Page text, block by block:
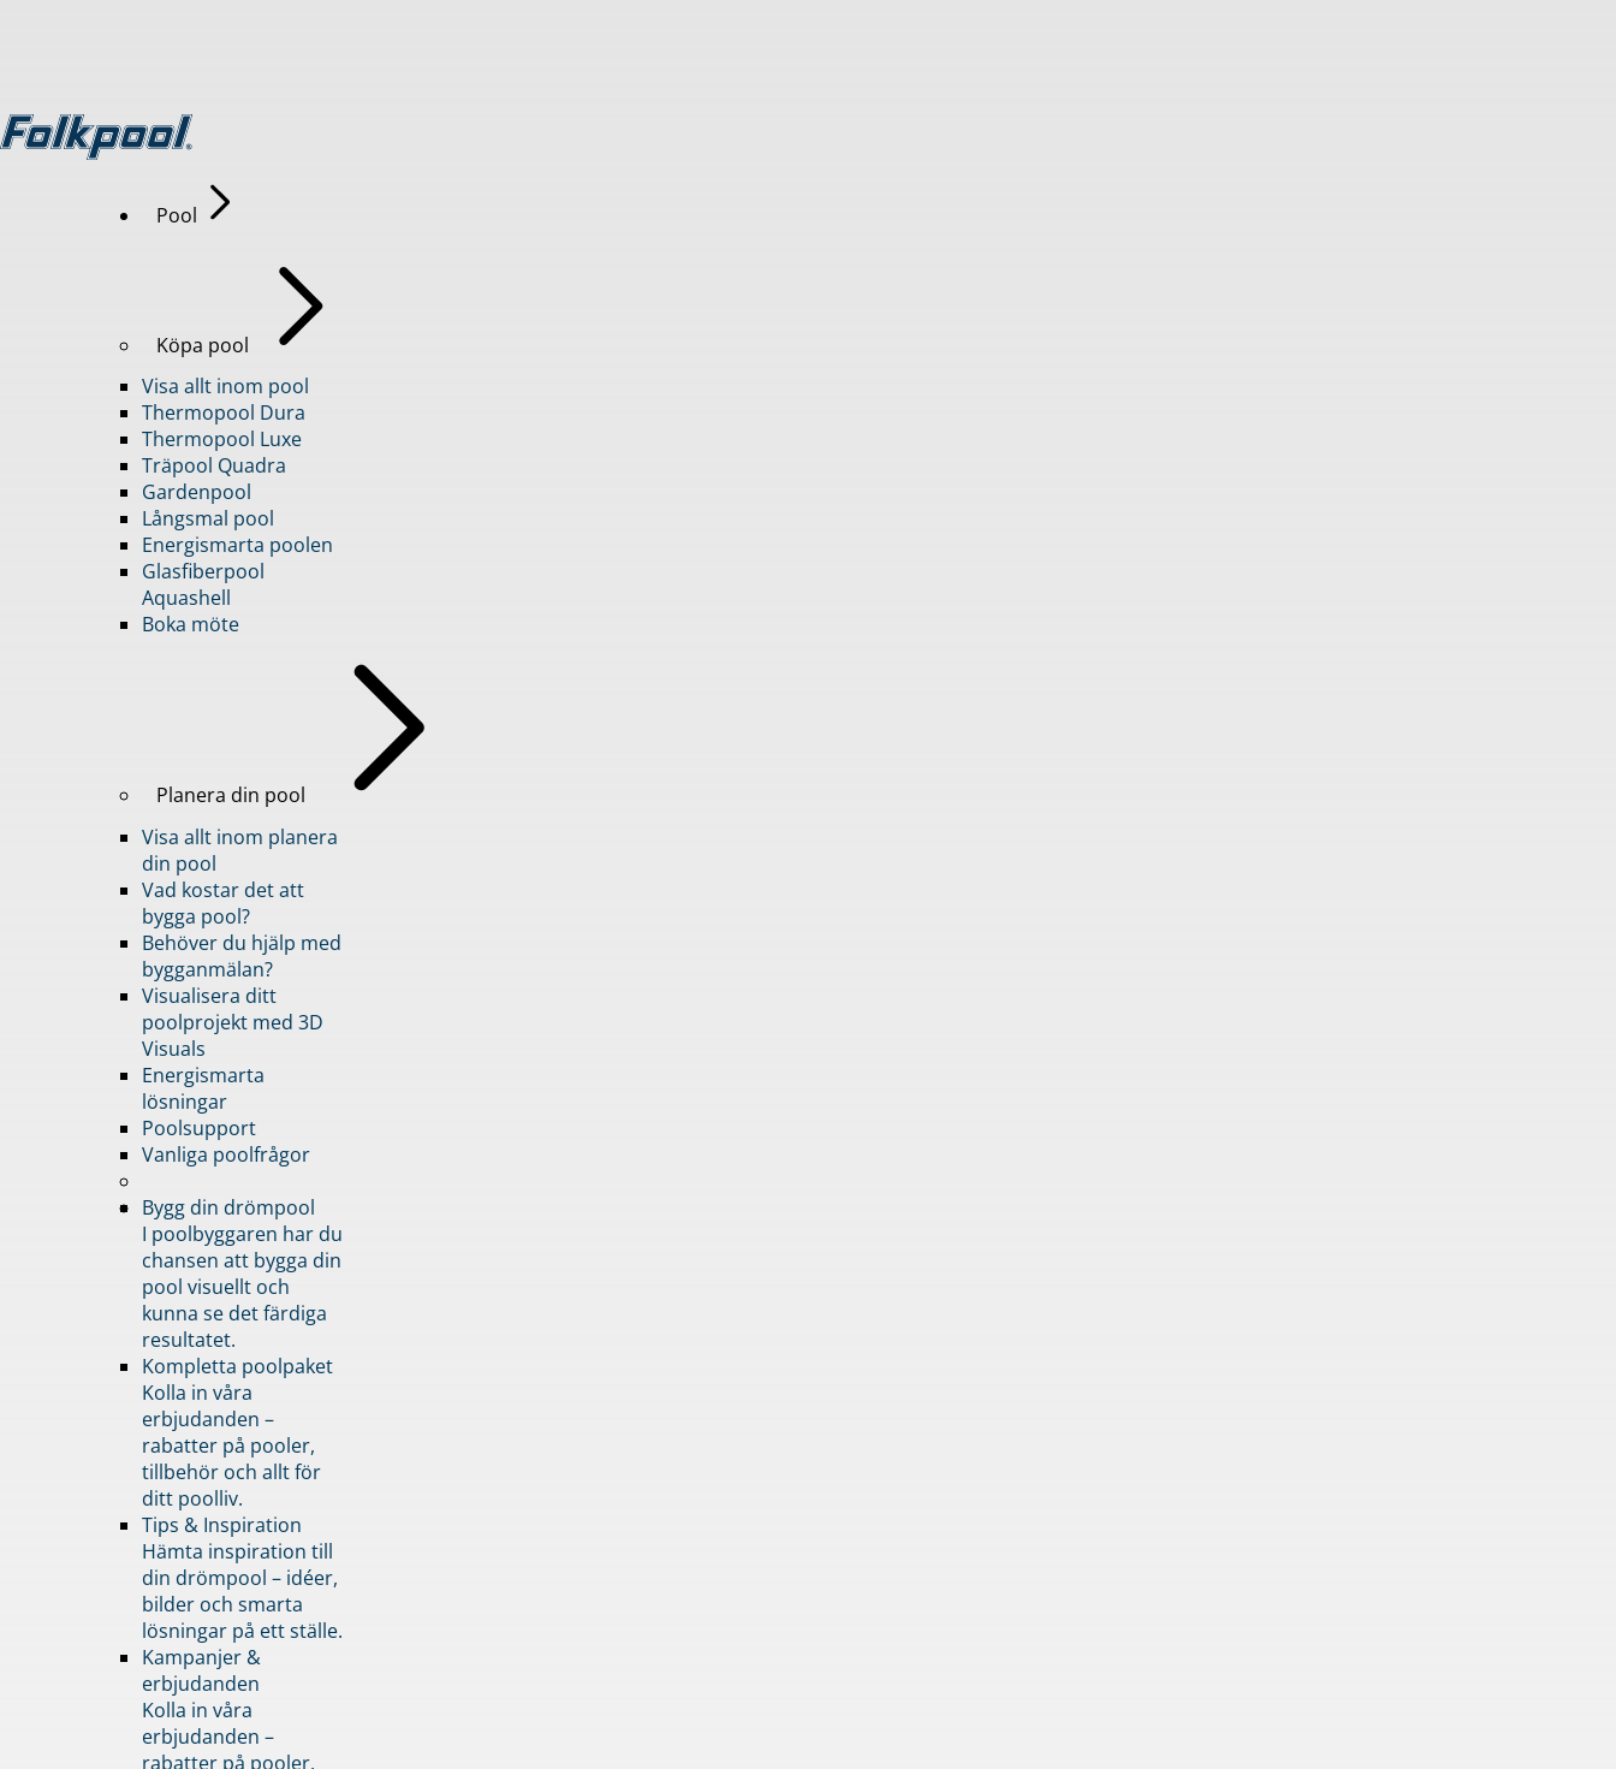
Pool
Köpa pool
Visa allt inom pool
Thermopool Dura
Thermopool Luxe
Träpool Quadra
Gardenpool
Långsmal pool
Energismarta poolen
Glasfiberpool
Aquashell
Boka möte
Planera din pool
Visa allt inom planera
din pool
Vad kostar det att
bygga pool?
Behöver du hjälp med
bygganmälan?
Visualisera ditt
poolprojekt med 3D
Visuals
Energismarta
lösningar
Poolsupport
Vanliga poolfrågor
Bygg din drömpool
I poolbyggaren har du
chansen att bygga din
pool visuellt och
kunna se det färdiga
resultatet.
Kompletta poolpaket
Kolla in våra
erbjudanden –
rabatter på pooler,
tillbehör och allt för
ditt poolliv.
Tips & Inspiration
Hämta inspiration till
din drömpool – idéer,
bilder och smarta
lösningar på ett ställe.
Kampanjer &
erbjudanden
Kolla in våra
erbjudanden –
rabatter på pooler,